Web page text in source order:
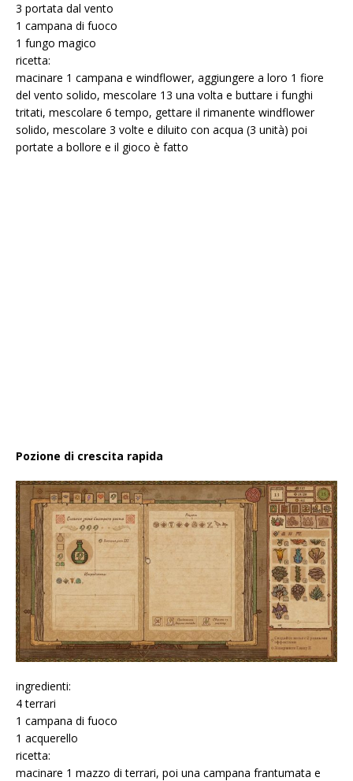
3 portata dal vento
1 campana di fuoco
1 fungo magico
ricetta:
macinare 1 campana e windflower, aggiungere a loro 1 fiore
del vento solido, mescolare 13 una volta e buttare i funghi
tritati, mescolare 6 tempo, gettare il rimanente windflower
solido, mescolare 3 volte e diluito con acqua (3 unità) poi
portate a bollore e il gioco è fatto
Pozione di crescita rapida
ingredienti:
4 terrari
1 campana di fuoco
1 acquerello
ricetta:
macinare 1 mazzo di terrari, poi una campana frantumata e